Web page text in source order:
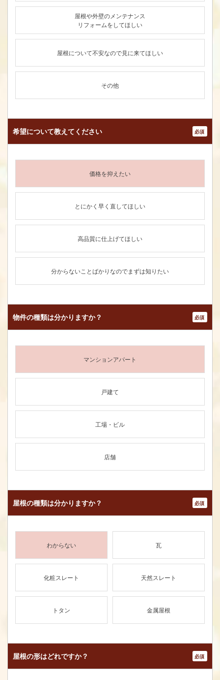
屋根や外壁のメンテナンス
リフォームをしてほしい
屋根について不安なので見に来てほしい
その他
希望について教えてください *
価格を抑えたい
とにかく早く直してほしい
高品質に仕上げてほしい
分からないことばかりなのでまずは知りたい
物件の種類は分かりますか？ *
マンションアパート
戸建て
工場・ビル
店舗
屋根の種類は分かりますか？ *
わからない 瓦
化粧スレート 天然スレート
トタン 金属屋根
屋根の形はどれですか？ *